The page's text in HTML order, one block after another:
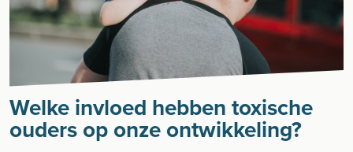
Welke invloed hebben toxische
ouders op onze ontwikkeling?